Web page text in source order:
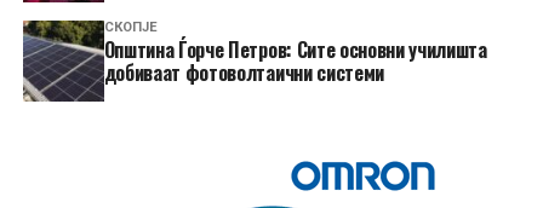
СКОПЈЕ
Општина Ѓорче Петров: Сите основни училишта
добиваат фотоволтаични системи